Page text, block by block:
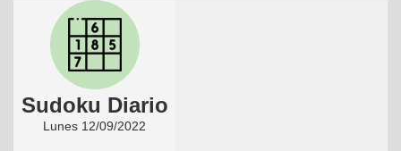
Sudoku Diario
Lunes 12/09/2022